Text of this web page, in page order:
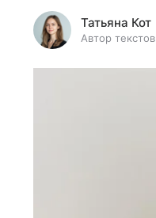
Татьяна Кот
Автор текстов